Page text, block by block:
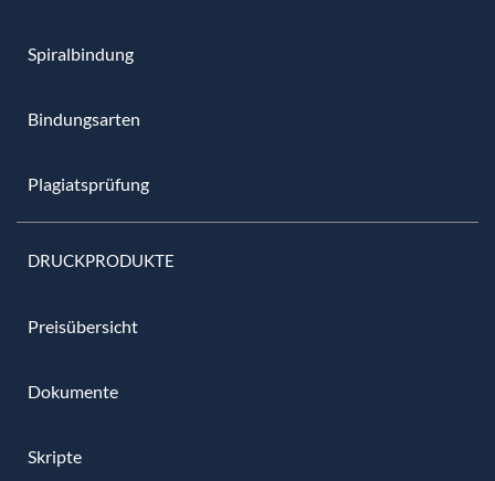
Spiralbindung
Bindungsarten
Plagiatsprüfung
DRUCKPRODUKTE
Preisübersicht
Dokumente
Skripte